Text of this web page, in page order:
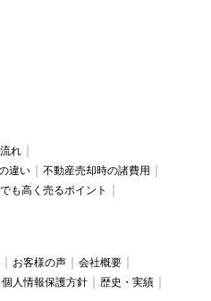
れ
違い
不動産売却時の諸費用
も高く売るポイント
お客様の声
会社概要
個人情報保護方針
歴史・実績